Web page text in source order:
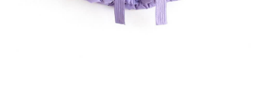
сайт разработан @st_malugina